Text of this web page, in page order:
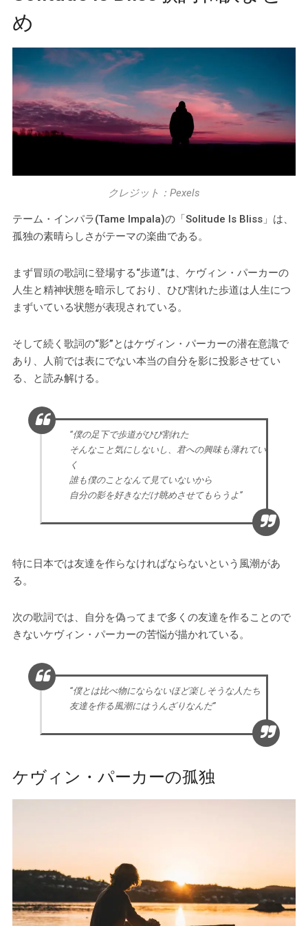
め
クレジット：Pexels
テーム・インパラ(Tame Impala)の「Solitude Is Bliss」は、
孤独の素晴らしさがテーマの楽曲である。
まず冒頭の歌詞に登場する“歩道”は、ケヴィン・パーカーの
人生と精神状態を暗示しており、ひび割れた歩道は人生につ
まずいている状態が表現されている。
そして続く歌詞の“影”とはケヴィン・パーカーの潜在意識で
あり、人前では表にでない本当の自分を影に投影させてい
る、と読み解ける。
“僕の足下で歩道がひび割れた
そんなこと気にしないし、君への興味も薄れてい
く
誰も僕のことなんて見ていないから
自分の影を好きなだけ眺めさせてもらうよ”
特に日本では友達を作らなければならないという風潮があ
る。
次の歌詞では、自分を偽ってまで多くの友達を作ることので
きないケヴィン・パーカーの苦悩が描かれている。
“僕とは比べ物にならないほど楽しそうな人たち
友達を作る風潮にはうんざりなんだ”
ケヴィン・パーカーの孤独